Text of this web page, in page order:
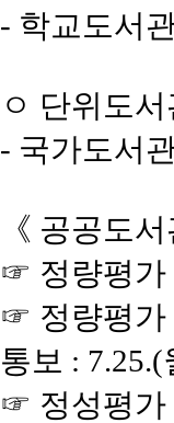
- 학교도서
ㅇ 단위도
- 국가도서
《 공공도
☞ 정량평가
☞ 정량평가
통보 : 7.25.(
☞ 정성평가